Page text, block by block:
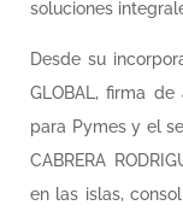
soluciones
Desde su
GLOBAL, firma
para Pymes y el
CABRERA
en las islas,